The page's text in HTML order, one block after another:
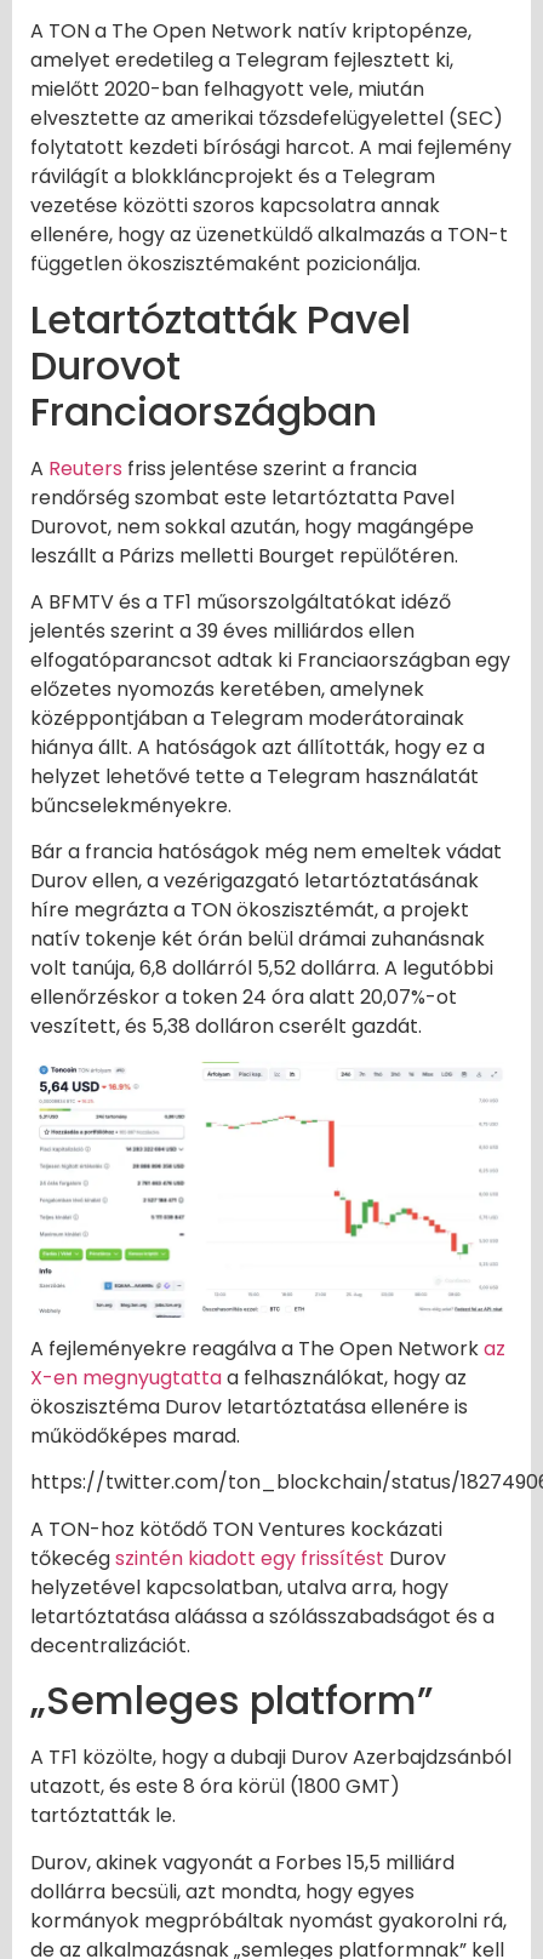
A TON a The Open Network natív kriptopénze,
amelyet eredetileg a Telegram fejlesztett ki,
mielőtt 2020-ban felhagyott vele, miután
elvesztette az amerikai tőzsdefelügyelettel (SEC)
folytatott kezdeti bírósági harcot. A mai fejlemény
rávilágít a blokkláncprojekt és a Telegram
vezetése közötti szoros kapcsolatra annak
ellenére, hogy az üzenetküldő alkalmazás a TON-t
független ökoszisztémaként pozicionálja.
Letartóztatták Pavel
Durovot
Franciaországban
A Reuters friss jelentése szerint a francia
rendőrség szombat este letartóztatta Pavel
Durovot, nem sokkal azután, hogy magángépe
leszállt a Párizs melletti Bourget repülőtéren.
A BFMTV és a TF1 műsorszolgáltatókat idéző
jelentés szerint a 39 éves milliárdos ellen
elfogatóparancsot adtak ki Franciaországban egy
előzetes nyomozás keretében, amelynek
középpontjában a Telegram moderátorainak
hiánya állt. A hatóságok azt állították, hogy ez a
helyzet lehetővé tette a Telegram használatát
bűncselekményekre.
Bár a francia hatóságok még nem emeltek vádat
Durov ellen, a vezérigazgató letartóztatásának
híre megrázta a TON ökoszisztémát, a projekt
natív tokenje két órán belül drámai zuhanásnak
volt tanúja, 6,8 dollárról 5,52 dollárra. A legutóbbi
ellenőrzéskor a token 24 óra alatt 20,07%-ot
veszített, és 5,38 dolláron cserélt gazdát.
A fejleményekre reagálva a The Open Networkaz
X-en megnyugtattaa felhasználókat, hogy az
ökoszisztéma Durov letartóztatása ellenére is
működőképes marad.
https://twitter.com/ton_blockchain/status/
A TON-hoz kötődő TON Ventures kockázati
tőkecégszintén kiadott egy frissítést Durov
helyzetével kapcsolatban, utalva arra, hogy
letartóztatása aláássa a szólásszabadságot és a
decentralizációt.
„Semleges platform”
A TF1 közölte, hogy a dubaji Durov Azerbajdzsánból
utazott, és este 8 óra körül (1800 GMT)
tartóztatták le.
Durov, akinek vagyonát a Forbes 15,5 milliárd
dollárra becsüli, azt mondta, hogy egyes
kormányok megpróbáltak nyomást gyakorolni rá,
de az alkalmazásnak „semleges platformnak” kell